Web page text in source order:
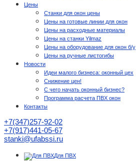
Цены
Станки для окон цены
Цены на готовые линии для окон
Цены на расходные материалы
Цены на станки Yilmaz
Цены на оборудование для окон б/у
Цены на ручные листогибы
Новости
Идеи малого бизнеса: оконный цех
Снижение цен!
С чего начать оконный бизнес?
Программа расчета ПВХ окон
Контакты
+7(347)257-92-02
+7(917)441-05-67
stanki@ufabssi.ru
Для ПВХ